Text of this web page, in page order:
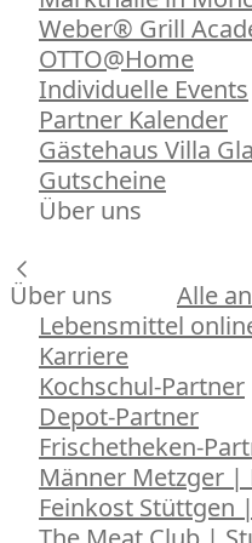
Weber® Grill
OTTO@Home
Individuelle Events
Partner Kalender
Gästehaus Villa
Gutscheine
Über uns
Über uns Alle
Lebensmittel
Karriere
Kochschul-Partner
Depot-Partner
Frischetheken-
Männer Metzger |
Feinkost Stüttgen